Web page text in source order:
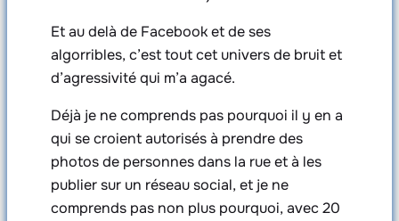
Et au delà de Facebook et de ses
algorribles, c’est tout cet univers de bruit et
d’agressivité qui m’a agacé.
Déjà je ne comprends pas pourquoi il y en a
qui se croient autorisés à prendre des
photos de personnes dans la rue et à les
publier sur un réseau social, et je ne
comprends pas non plus pourquoi, avec 20